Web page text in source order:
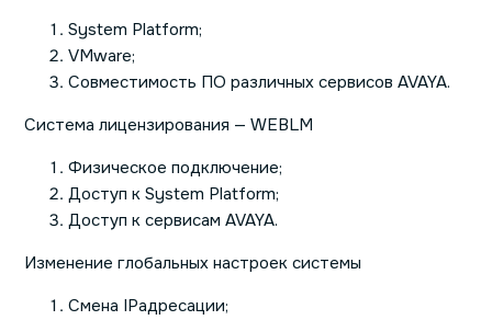
System Platform;
VMware;
Совместимость ПО различных сервисов AVAYA.
Система лицензирования — WEBLM
Физическое подключение;
Доступ к System Platform;
Доступ к сервисам AVAYA.
Изменение глобальных настроек системы
Смена IPадресации;